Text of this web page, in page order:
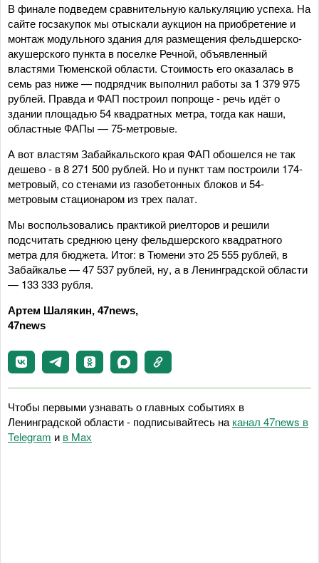
В финале подведем сравнительную калькуляцию успеха. На
сайте госзакупок мы отыскали аукцион на приобретение и
монтаж модульного здания для размещения фельдшерско-
акушерского пункта в поселке Речной, объявленный
властями Тюменской области. Стоимость его оказалась в
семь раз ниже — подрядчик выполнил работы за 1 379 975
рублей. Правда и ФАП построил попроще - речь идёт о
здании площадью 54 квадратных метра, тогда как наши,
областные ФАПы — 75-метровые.
А вот властям Забайкальского края ФАП обошелся не так
дешево - в 8 271 500 рублей. Но и пункт там построили 174-
метровый, со стенами из газобетонных блоков и 54-
метровым стационаром из трех палат.
Мы воспользовались практикой риелторов и решили
подсчитать среднюю цену фельдшерского квадратного
метра для бюджета. Итог: в Тюмени это 25 555 рублей, в
Забайкалье — 47 537 рублей, ну, а в Ленинградской области
— 133 333 рубля.
Артем Шалякин, 47news,
47news
Чтобы первыми узнавать о главных событиях в
Ленинградской области - подписывайтесь наканал 47news в
Telegram и в Maх